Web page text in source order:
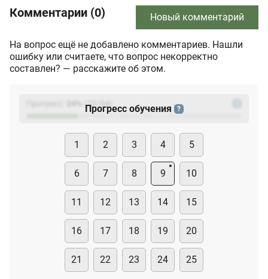
Комментарии (0) Новый комментарий
На вопрос ещё не добавлено комментариев. Нашли
ошибку или считаете, что вопрос некорректно
составлен? — расскажите об этом.
(23
Прогресс обучения ?
1 2 3 4 5
6 7 8 9 10
11 12 13 14 15
16 17 18 19 20
21 22 23 24 25